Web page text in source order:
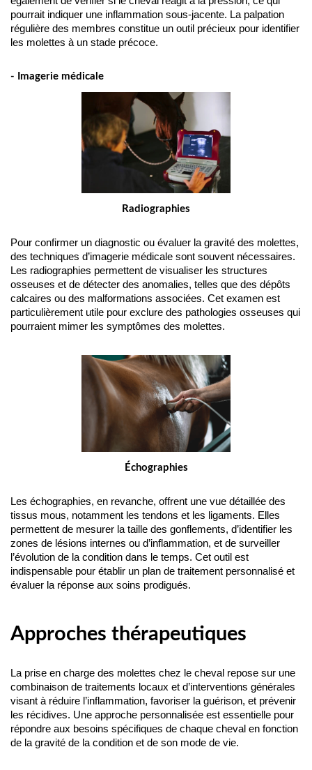
pourrait indiquer une inflammation sous-jacente. La palpation
régulière des membres constitue un outil précieux pour identifier
les molettes à un stade précoce.
- Imagerie médicale
Radiographies
Pour confirmer un diagnostic ou évaluer la gravité des molettes,
des techniques d’imagerie médicale sont souvent nécessaires.
Les radiographies permettent de visualiser les structures
osseuses et de détecter des anomalies, telles que des dépôts
calcaires ou des malformations associées. Cet examen est
particulièrement utile pour exclure des pathologies osseuses qui
pourraient mimer les symptômes des molettes.
Échographies
Les échographies, en revanche, offrent une vue détaillée des
tissus mous, notamment les tendons et les ligaments. Elles
permettent de mesurer la taille des gonflements, d’identifier les
zones de lésions internes ou d’inflammation, et de surveiller
l’évolution de la condition dans le temps. Cet outil est
indispensable pour établir un plan de traitement personnalisé et
évaluer la réponse aux soins prodigués.
Approches thérapeutiques
La prise en charge des molettes chez le cheval repose sur une
combinaison de traitements locaux et d’interventions générales
visant à réduire l’inflammation, favoriser la guérison, et prévenir
les récidives. Une approche personnalisée est essentielle pour
répondre aux besoins spécifiques de chaque cheval en fonction
de la gravité de la condition et de son mode de vie.